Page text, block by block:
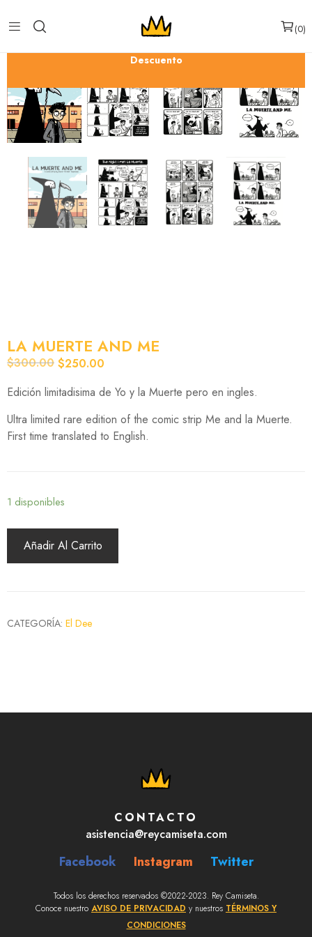
0
Descuento
LA MUERTE AND ME
$300.00
Original
was:
$250.00
Current
is:
Edición limitadisima de Yo y la Muerte pero en ingles.
Ultra limited rare edition of the comic strip Me and la Muerte.
First time translated to English.
1 disponibles
Añadir Al Carrito
CATEGORÍA: El Dee
CONTACTO
asistencia@reycamiseta.com
Facebook Instagram Twitter
Todos los derechos reservados ©2022-2023. Rey Camiseta.
Conoce nuestro AVISO DE PRIVACIDAD y nuestros TÉRMINOS Y
CONDICIONES